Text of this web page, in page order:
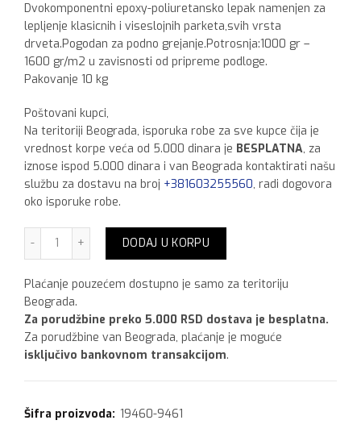
Dvokomponentni epoxy-poliuretansko lepak namenjen za
lepljenje klasicnih i viseslojnih parketa,svih vrsta
drveta.Pogodan za podno grejanje.Potrosnja:1000 gr –
1600 gr/m2 u zavisnosti od pripreme podloge.
Pakovanje 10 kg
Poštovani kupci,
Na teritoriji Beograda, isporuka robe za sve kupce čija je
vrednost korpe veća od 5.000 dinara je BESPLATNA, za
iznose ispod 5.000 dinara i van Beograda kontaktirati našu
službu za dostavu na broj +381603255560, radi dogovora
oko isporuke robe.
Sika SikaBond 153,9 kg+1 kg Akcija za kupljenih 20
DODAJ U KORPU
Plaćanje pouzećem dostupno je samo za teritoriju
Beograda.
Za porudžbine preko 5.000 RSD dostava je besplatna.
Za porudžbine van Beograda, plaćanje je moguće
isključivo bankovnom transakcijom.
Šifra proizvoda: 19460-9461